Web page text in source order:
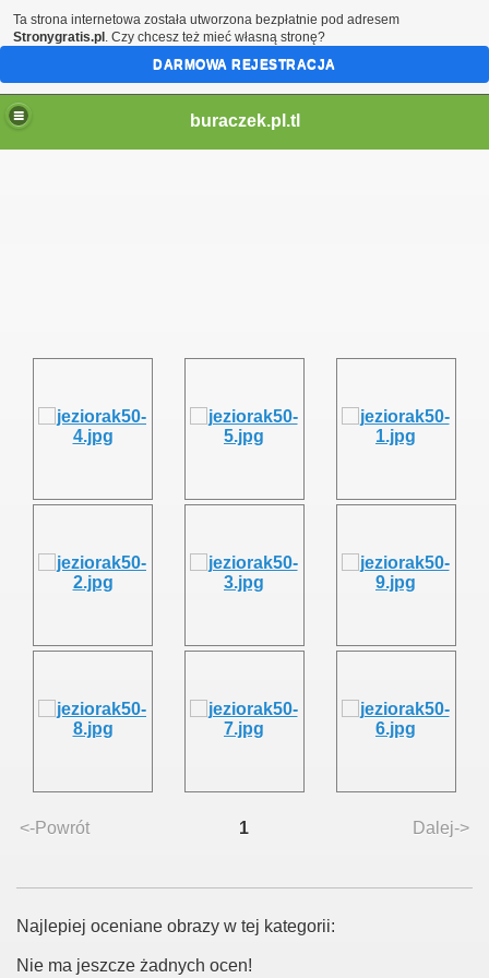
buraczek.pl.tl
<-Powrót 1 Dalej->
Najlepiej oceniane obrazy w tej kategorii:
Nie ma jeszcze żadnych ocen!
Ta strona internetowa została utworzona bezpłatnie pod adresem
Stronygratis.pl . Czy chcesz też mieć własną stronę?
DARMOWA REJESTRACJA